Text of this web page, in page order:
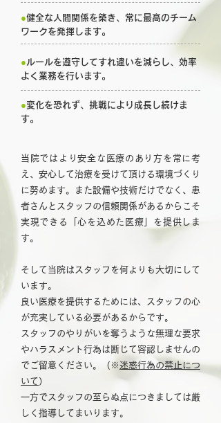
●健全な人間関係を築き、常に最高のチーム
ワークを発揮します。
● ルールを遵守してすれ違いを減らし、効率
よく業務を行います。
●変化を恐れず、挑戦により成長し続けま
す。
当院ではより安全な医療のあり方を常に考
え、安心して治療を受けて頂ける環境づくり
に努めます。また設備や技術だけでなく、患
者さんとスタッフの信頼関係があるからこそ
実現できる「心を込めた医療」を提供しま
す。
そして当院はスタッフを何よりも大切にして
います。
良い医療を提供するためには、スタッフの心
が充実している必要があるからです。
スタッフのやりがいを奪うような無理な要求
やハラスメント行為は断じて容認しませんの
でご留意ください。（※迷惑行為の禁止につ
いて ）
一方でスタッフの至らぬ点につきましては厳
しく指導してまいります。